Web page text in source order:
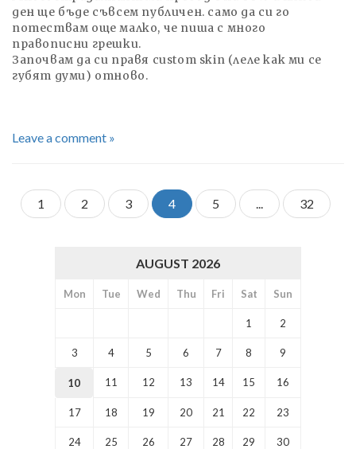
ден ще бъде съвсем публичен. само да си го
потествам още малко, че пиша с много
правописни грешки.
Започвам да си правя custom skin (леле как ми се
губят думи) отново.
Leave a comment »
1 2 3 4 5 ... 32
AUGUST 2026
Mon Tue Wed Thu Fri Sat Sun
1 2
3 4 5 6 7 8 9
10 11 12 13 14 15 16
17 18 19 20 21 22 23
24 25 26 27 28 29 30